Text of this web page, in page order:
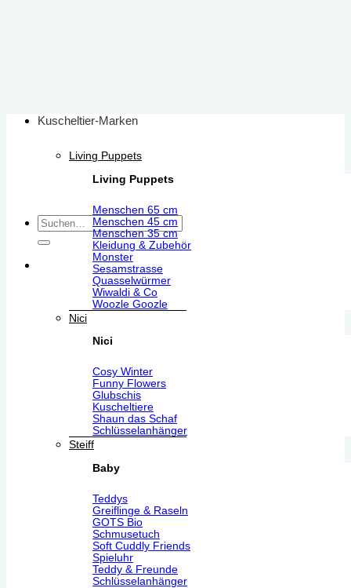
Suchen
nach:
Kuscheltier-Marken
Living Puppets
Living Puppets
Menschen 65 cm
Menschen 45 cm
Menschen 35 cm
Kleidung & Zubehör
Monster
Sesamstrasse
Quasselwürmer
Wiwaldi & Co
Woozle Goozle
Nici
Nici
Cosy Winter
Funny Flowers
Glubschis
Kuscheltiere
Shaun das Schaf
Schlüsselanhänger
Steiff
Baby
Teddys
Greiflinge & Raseln
GOTS Bio
Schmusetuch
Soft Cuddly Friends
Spieluhr
Teddy & Freunde
Schlüsselanhänger